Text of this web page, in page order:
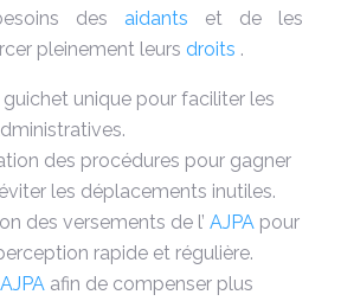
des aidants et de les
pleinement leurs droits .
guichet unique pour faciliter les
des procédures pour gagner
les déplacements inutiles.
des versements de l’ AJPA pour
rapide et régulière.
AJPA afin de compenser plus